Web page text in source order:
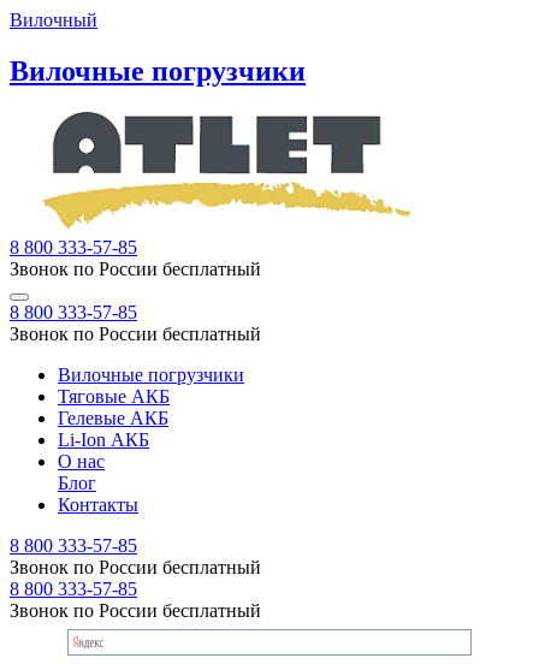
Вилочный
Вилочные погрузчики
8 800 333-57-85
Звонок по России бесплатный
8 800 333-57-85
Звонок по России бесплатный
Вилочные погрузчики
Тяговые АКБ
Гелевые АКБ
Li-Ion АКБ
О нас
Блог
Контакты
8 800 333-57-85
Звонок по России бесплатный
8 800 333-57-85
Звонок по России бесплатный